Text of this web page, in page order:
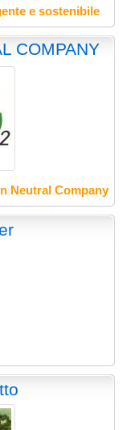
e sostenibile
COMPANY
Neutral Company